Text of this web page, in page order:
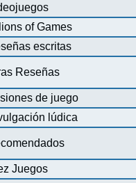
of Games
escritas
Reseñas
de juego
lúdica
Juegos